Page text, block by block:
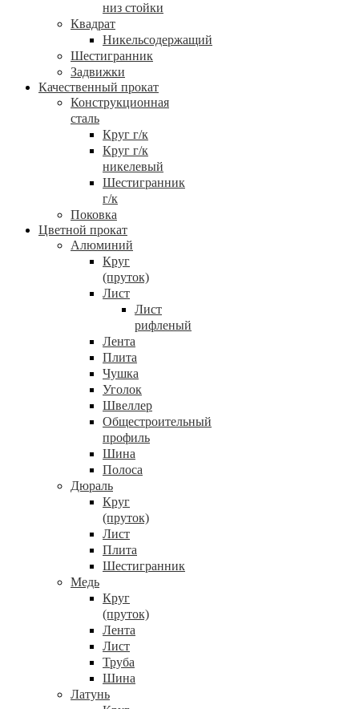
низ стойки
Квадрат
Никельсодержащий
Шестигранник
Задвижки
Качественный прокат
Конструкционная
сталь
Круг г/к
Круг г/к
никелевый
Шестигранник
г/к
Поковка
Цветной прокат
Алюминий
Круг
(пруток)
Лист
Лист
рифленый
Лента
Плита
Чушка
Уголок
Швеллер
Общестроительный
профиль
Шина
Полоса
Дюраль
Круг
(пруток)
Лист
Плита
Шестигранник
Медь
Круг
(пруток)
Лента
Лист
Труба
Шина
Латунь